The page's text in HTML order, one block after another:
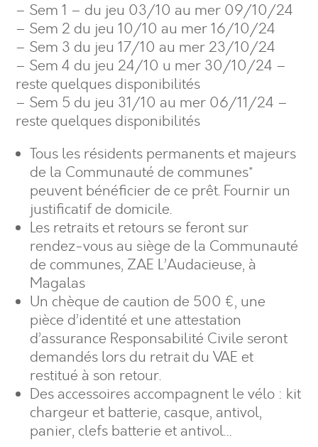
– Sem 1 – du jeu 03/10 au mer 09/10/24
– Sem 2 du jeu 10/10 au mer 16/10/24
– Sem 3 du jeu 17/10 au mer 23/10/24
– Sem 4 du jeu 24/10 u mer 30/10/24 –
reste quelques disponibilités
– Sem 5 du jeu 31/10 au mer 06/11/24 –
reste quelques disponibilités
Tous les résidents permanents et majeurs
de la Communauté de communes*
peuvent bénéficier de ce prêt. Fournir un
justificatif de domicile.
Les retraits et retours se feront sur
rendez-vous au siège de la Communauté
de communes, ZAE L’Audacieuse, à
Magalas
Un chèque de caution de 500 €, une
pièce d’identité et une attestation
d’assurance Responsabilité Civile seront
demandés lors du retrait du VAE et
restitué à son retour.
Des accessoires accompagnent le vélo : kit
chargeur et batterie, casque, antivol,
panier, clefs batterie et antivol…